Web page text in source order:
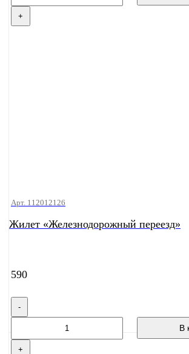
+
Арт. 112012126
Жилет «Железнодорожный переезд»
590
-
+
В